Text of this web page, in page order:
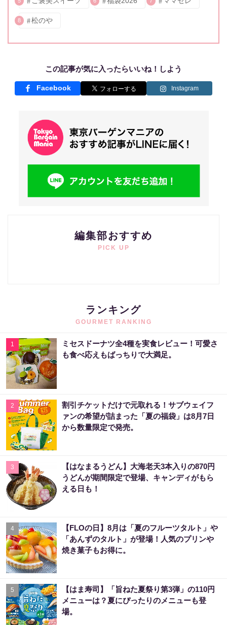
8 松のや
この記事が気に入ったらいいね！しよう
Facebook Instagram
編集部おすすめ
PICK UP
ランキング
GOURMET RANKING
1
ミセスドーナツ全4種を実食レビュー！可愛さ
も食べ応えもばっちりで大満足。
2
割引チケットだけで元取れる！サブウェイフ
ァンの希望が詰まった「夏の福袋」は8月7日
から数量限定で発売。
3
【はなまるうどん】大海老天3本入りの870円
うどんが期間限定で登場、キャンディがもら
える日も！
4
【FLOの日】8月は「夏のフルーツタルト」や
「あんずのタルト」が登場！人気のプリンや
焼き菓子もお得に。
5
【はま寿司】「旨ねた夏祭り第3弾」の110円
メニューは？夏にぴったりのメニューも登
場。